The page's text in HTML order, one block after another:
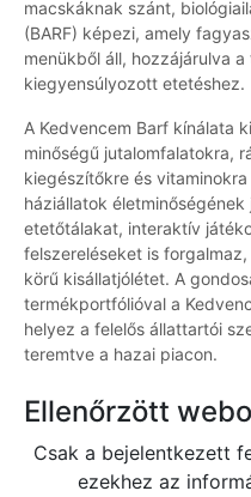
macskáknak szánt,
(BARF) képezi, amely
menükből áll, hozzájárulva
kiegyensúlyozott etetéshez.
A Kedvencem Barf kínálata
minőségű jutalomfalatokra,
kiegészítőkre és
háziállatok
etetőtálakat, interaktív
felszereléseket is
körű kisállatjólétet. A
termékportfólióval a
helyez a felelős állattartói
teremtve a hazai piacon.
Ellenőrzött
Csak a bejelentkezett
ezekhez az